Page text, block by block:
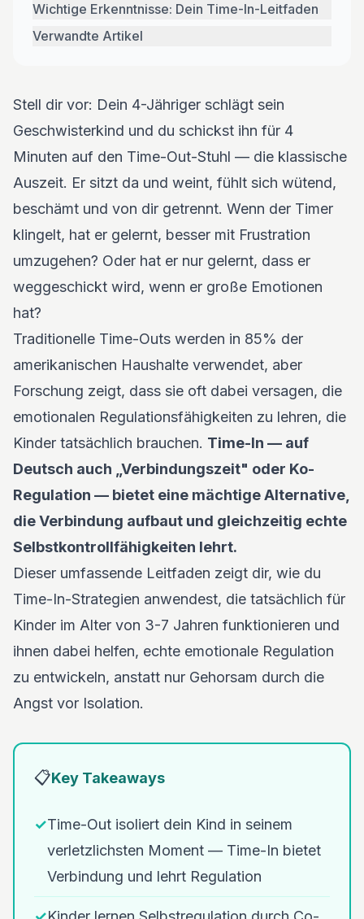
Wichtige Erkenntnisse: Dein Time-In-Leitfaden
Verwandte Artikel
Stell dir vor: Dein 4-Jähriger schlägt sein
Geschwisterkind und du schickst ihn für 4
Minuten auf den Time-Out-Stuhl — die klassische
Auszeit. Er sitzt da und weint, fühlt sich wütend,
beschämt und von dir getrennt. Wenn der Timer
klingelt, hat er gelernt, besser mit Frustration
umzugehen? Oder hat er nur gelernt, dass er
weggeschickt wird, wenn er große Emotionen
hat?
Traditionelle Time-Outs werden in 85% der
amerikanischen Haushalte verwendet, aber
Forschung zeigt, dass sie oft dabei versagen, die
emotionalen Regulationsfähigkeiten zu lehren, die
Kinder tatsächlich brauchen. Time-In — auf
Deutsch auch „Verbindungszeit" oder Ko-
Regulation — bietet eine mächtige Alternative,
die Verbindung aufbaut und gleichzeitig echte
Selbstkontrollfähigkeiten lehrt.
Dieser umfassende Leitfaden zeigt dir, wie du
Time-In-Strategien anwendest, die tatsächlich für
Kinder im Alter von 3-7 Jahren funktionieren und
ihnen dabei helfen, echte emotionale Regulation
zu entwickeln, anstatt nur Gehorsam durch die
Angst vor Isolation.
📋Key Takeaways
✓Time-Out isoliert dein Kind in seinem
verletzlichsten Moment — Time-In bietet
Verbindung und lehrt Regulation